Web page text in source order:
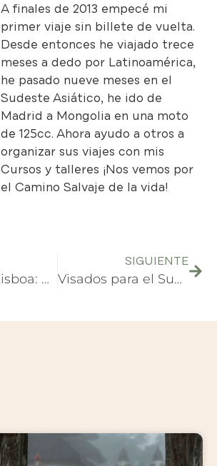
A finales de 2013 empecé mi
primer viaje sin billete de vuelta.
Desde entonces he viajado trece
meses a dedo por Latinoamérica,
he pasado nueve meses en el
Sudeste Asiático, he ido de
Madrid a Mongolia en una moto
de 125cc. Ahora ayudo a otros a
organizar sus viajes con mis
Cursos y talleres ¡Nos vemos por
el Camino Salvaje de la vida!
Comer en Lisboa: desde un antiguo burdel a un palacio
SIGUIENTE
Visados para el Sudeste Asiático: qué necesitas